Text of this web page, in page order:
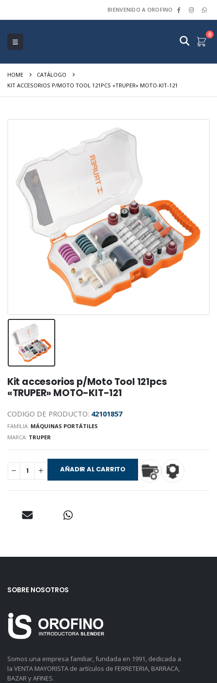
BIENVENIDO A OROFINO
0
HOME
CATÁLOGO
KIT ACCESORIOS P/MOTO TOOL 121PCS «TRUPER» MOTO-KIT-121
Kit accesorios p/Moto Tool 121pcs
«TRUPER» MOTO-KIT-121
CODIGO DE PRODUCTO: 42101857
FAMILIA: MÁQUINAS PORTÁTILES
MARCA: TRUPER
AÑADIR AL CARRITO
SOBRE NOSOTROS
Somos una empresa familiar, fundada en 1991, dedicada a
la VENTA MAYORISTA de artículos de FERRETERIA, BARRACA,
BAZAR y AFINES.